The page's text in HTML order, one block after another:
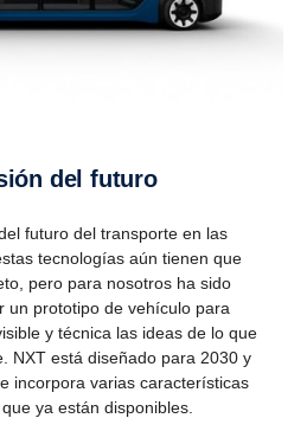
del futuro
futuro del transporte en las
tecnologías aún tienen que
pero para nosotros ha sido
un prototipo de vehículo para
y técnica las ideas de lo que
NXT está diseñado para 2030 y
incorpora varias características
ya están disponibles.